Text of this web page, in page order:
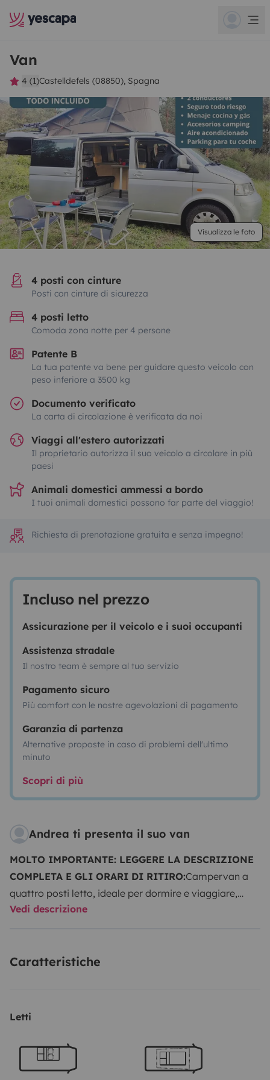
Van
4 (1)Castelldefels (08850), Spagna
Visualizza le foto
4 posti con cinture
Posti con cinture di sicurezza
4 posti letto
Comoda zona notte per 4 persone
Patente B
La tua patente va bene per guidare questo veicolo con
peso inferiore a 3500 kg
Documento verificato
La carta di circolazione è verificata da noi
Viaggi all'estero autorizzati
Il proprietario autorizza il suo veicolo a circolare in più
paesi
Animali domestici ammessi a bordo
I tuoi animali domestici possono far parte del viaggio!
Richiesta di prenotazione gratuita e senza impegno!
Incluso nel prezzo
Assicurazione per il veicolo e i suoi occupanti
Assistenza stradale
Il nostro team è sempre al tuo servizio
Pagamento sicuro
Più comfort con le nostre agevolazioni di pagamento
Garanzia di partenza
Alternative proposte in caso di problemi dell'ultimo
minuto
Scopri di più
Andrea ti presenta il suo van
MOLTO IMPORTANTE: LEGGERE LA DESCRIZIONE
COMPLETA E GLI ORARI DI RITIRO:Campervan a
quattro posti letto, ideale per dormire e viaggiare,
completamente attrezzato:
per ricaricare il computer portatile.
persone, pentola, padella, caffettiera, colino,
detergenti, scopa e paletta.
CONDIZIONI DI
NOLEGGIO
Assicurazione con
Vedi descrizione
Caratteristiche
Letti